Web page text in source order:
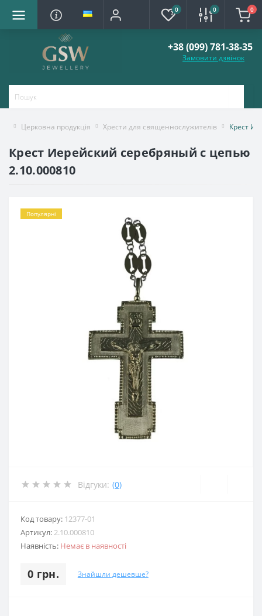
0 0 0
+38 (099) 781-38-35
Замовити дзвінок
Церковна продукція Хрести для священнослужителів Крест
Крест Иерейский серебряный с цепью
2.10.000810
Популярні
Відгуки: (0)
Код товару: 12377-01
Артикул:2.10.000810
Наявність: Немає в наявності
0 грн. Знайшли дешевше?